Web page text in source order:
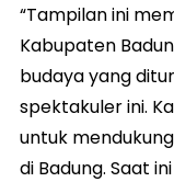
“Tampilan ini
Kabupaten
budaya yang
spektakuler ini.
untuk
di Badung. Saat